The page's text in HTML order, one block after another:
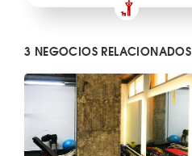
3 NEGOCIOS RELACIONADOS